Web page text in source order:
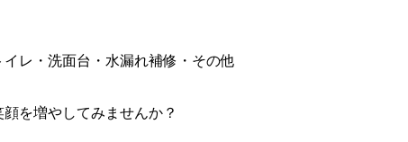
レ・洗面台・水漏れ補修・その他
を増やしてみませんか？